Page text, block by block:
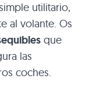
utilitario,
al volante. Os
que
las
coches.